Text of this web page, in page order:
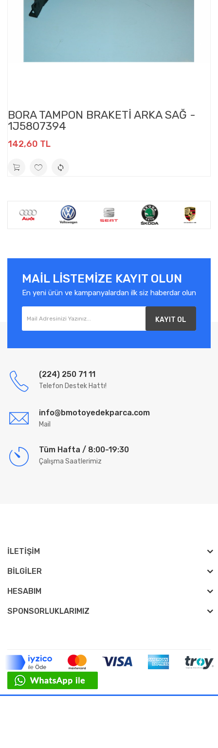
BORA TAMPON BRAKETİ ARKA SAĞ -
1J5807394
142,60 TL
MAIL LISTEMIZE KAYIT OLUN
En yeni ürün ve kampanyalardan ilk siz haberdar olun
KAYIT OL
(224) 250 71 11
Telefon Destek Hattı!
info@bmotoyedekparca.com
Mail
Tüm Hafta / 8:00-19:30
Çalışma Saatlerimiz
İLETIŞIM
BILGILER
HESABIM
SPONSORLUKLARIMIZ